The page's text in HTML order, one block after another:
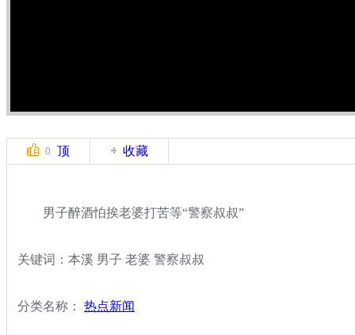
0 顶 收藏
男子醉酒怕挨老婆打苦等“警察叔叔”
关键词：本溪 男子 老婆 警察叔叔
分类名称： 热点新闻